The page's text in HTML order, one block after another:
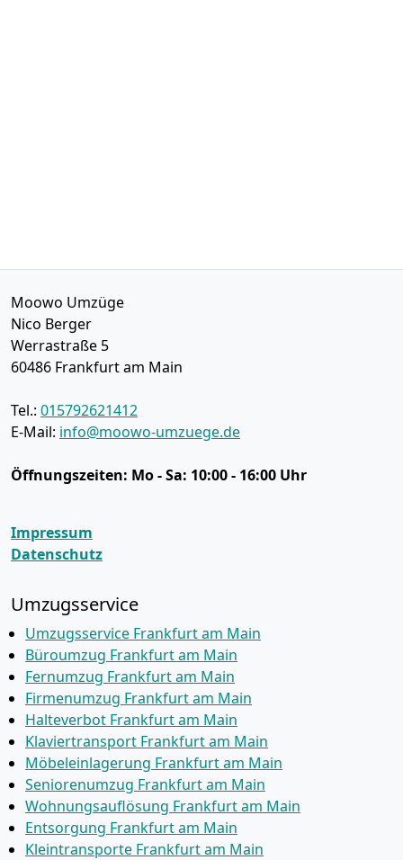
Moowo Umzüge
Nico Berger
Werrastraße 5
60486 Frankfurt am Main
Tel.: 015792621412
E-Mail: info@moowo-umzuege.de
Öffnungszeiten: Mo - Sa: 10:00 - 16:00 Uhr
Impressum
Datenschutz
Umzugsservice
Umzugsservice Frankfurt am Main
Büroumzug Frankfurt am Main
Fernumzug Frankfurt am Main
Firmenumzug Frankfurt am Main
Halteverbot Frankfurt am Main
Klaviertransport Frankfurt am Main
Möbeleinlagerung Frankfurt am Main
Seniorenumzug Frankfurt am Main
Wohnungsauflösung Frankfurt am Main
Entsorgung Frankfurt am Main
Kleintransporte Frankfurt am Main